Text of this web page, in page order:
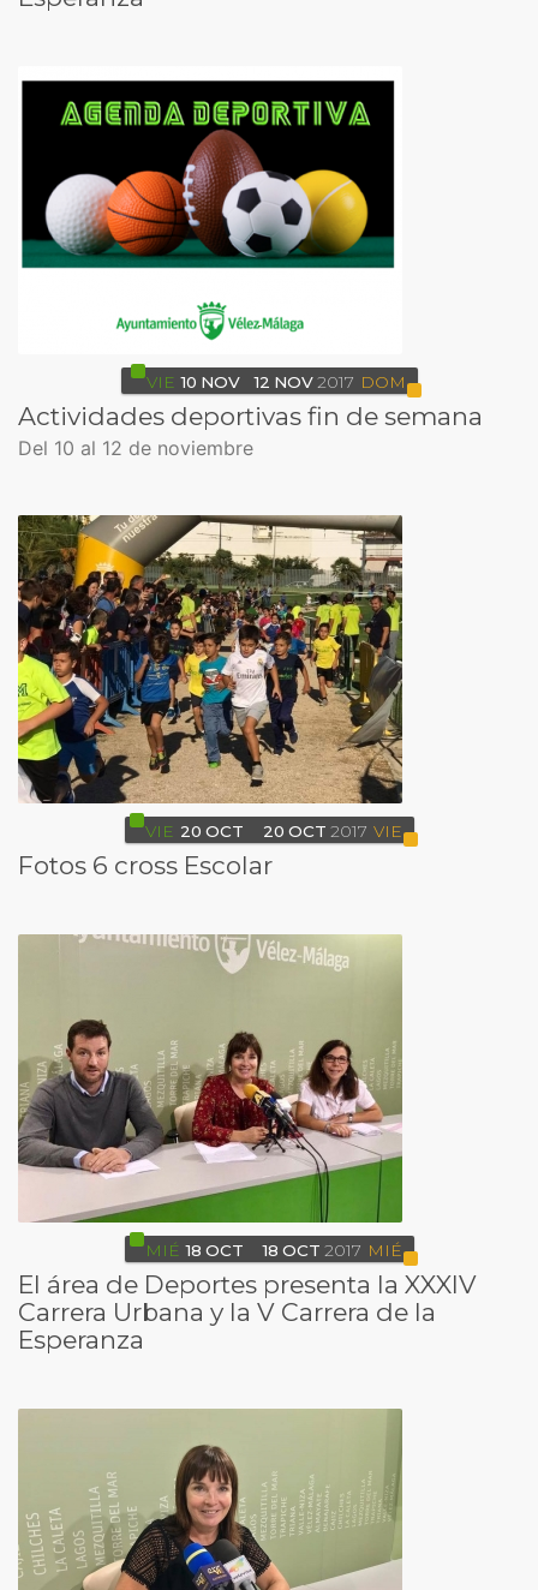
VIE 10 NOV 12 NOV 2017 DOM
Actividades deportivas fin de semana
Del 10 al 12 de noviembre
VIE 20 OCT 20 OCT 2017 VIE
Fotos 6 cross Escolar
MIÉ 18 OCT 18 OCT 2017 MIÉ
El área de Deportes presenta la XXXIV
Carrera Urbana y la V Carrera de la
Esperanza